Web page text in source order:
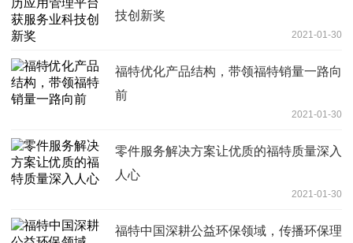
技创新奖
2021-01-30
福特优化产品结构，带领福特销量一路向
前
2021-01-30
零件服务解决方案让优质的福特质量深入
人心
2021-01-30
福特中国深耕公益环保领域，传播环保理